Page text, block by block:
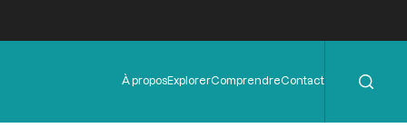
Menu
de
À proposExplorerComprendreContact